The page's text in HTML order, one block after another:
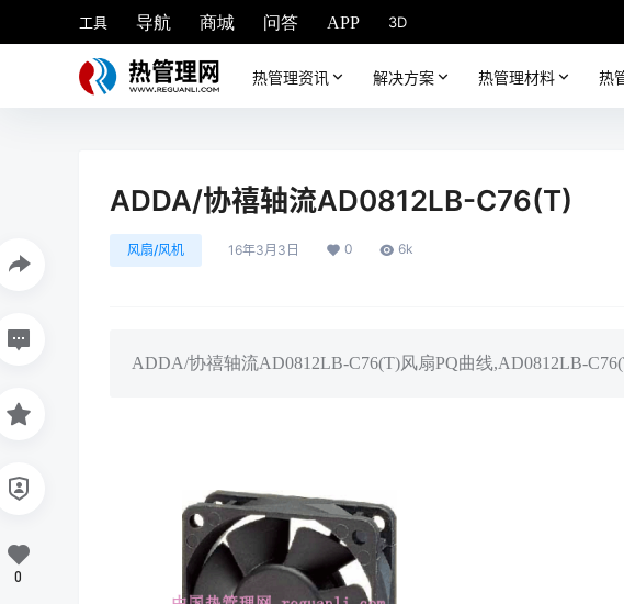
工具 导航 商城 问答 APP 3D
热管理资讯 解决方案 热管理材料 热
ADDA/协禧轴流AD0812LB-C76(T)
风扇/风机 16年3月3日 0 6k
ADDA/协禧轴流AD0812LB-C76(T)风扇PQ曲线,AD0812LB-
0